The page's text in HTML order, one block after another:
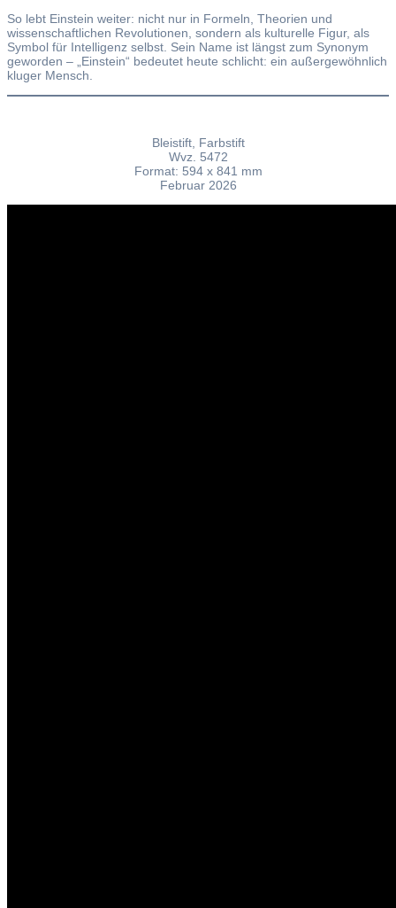
So lebt Einstein weiter: nicht nur in Formeln, Theorien und
wissenschaftlichen Revolutionen, sondern als kulturelle Figur, als
Symbol für Intelligenz selbst. Sein Name ist längst zum Synonym
geworden – „Einstein“ bedeutet heute schlicht: ein außergewöhnlich
kluger Mensch.
Bleistift, Farbstift
Wvz. 5472
Format: 594 x 841 mm
Februar 2026